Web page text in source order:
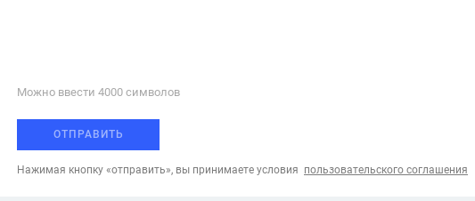
Можно ввести 4000 cимволов
ОТПРАВИТЬ
Нажимая кнопку «отправить», вы принимаете условия пользовательского соглашения